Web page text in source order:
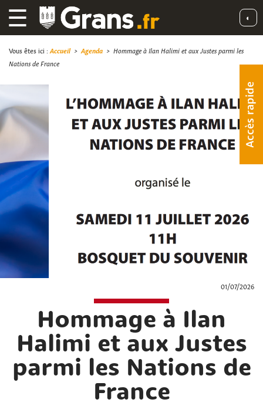
☰ ◐
Accès rapide
Vous êtes ici : Accueil> Agenda > Hommage à Ilan Halimi et aux Justes parmi les
Nations de France
01/07/2026
Hommage à Ilan
Halimi et aux Justes
parmi les Nations de
France